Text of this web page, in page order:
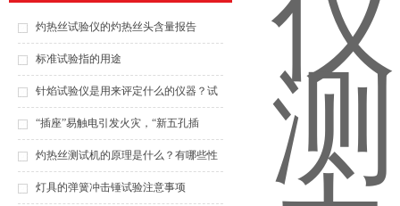
灼热丝试验仪的灼热丝头含量报告
标准试验指的用途
针焰试验仪是用来评定什么的仪器？试
验方法分为哪几个步骤？
“插座”易触电引发火灾，“新五孔插
座”为新国标
灼热丝测试机的原理是什么？有哪些性
能特点？
灯具的弹簧冲击锤试验注意事项